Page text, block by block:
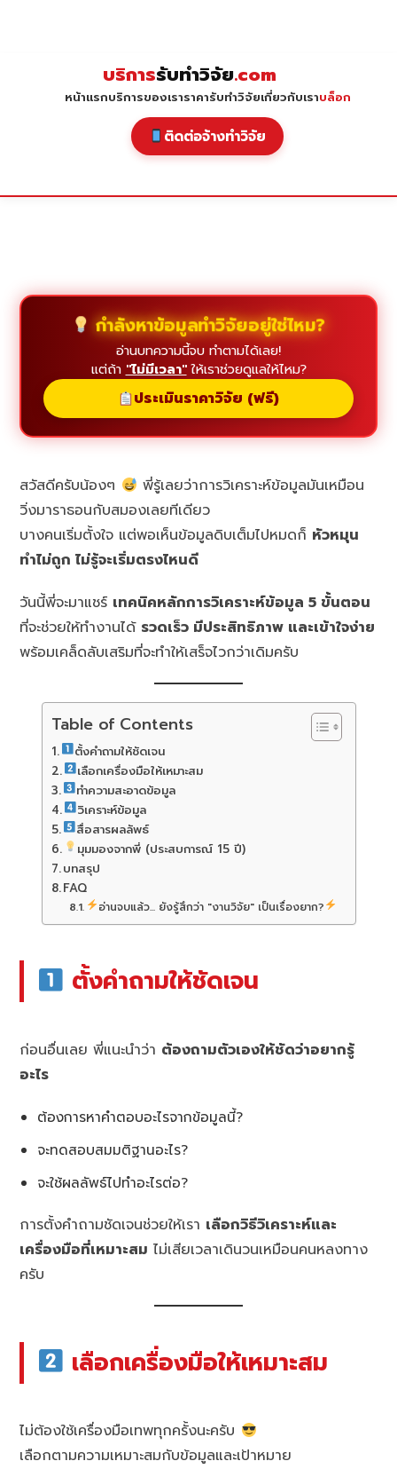
บริการรับทำวิจัย.com
หน้าแรกบริการของเราราคารับทำวิจัยเกี่ยวกับเราบล็อก
ติดต่อจ้างทำวิจัย
กำลังหาข้อมูลทำวิจัยอยู่ใช่ไหม?
อ่านบทความนี้จบ ทำตามได้เลย!
แต่ถ้า "ไม่มีเวลา"ให้เราช่วยดูแลให้ไหม?
ประเมินราคาวิจัย (ฟรี)
สวัสดีครับน้องๆ
พี่รู้เลยว่าการวิเคราะห์ข้อมูลมันเหมือน
วิ่งมาราธอนกับสมองเลยทีเดียว
บางคนเริ่มตั้งใจ แต่พอเห็นข้อมูลดิบเต็มไปหมดก็ หัวหมุน
ทำไม่ถูก ไม่รู้จะเริ่มตรงไหนดี
วันนี้พี่จะมาแชร์ เทคนิคหลักการวิเคราะห์ข้อมูล 5 ขั้นตอน
ที่จะช่วยให้ทำงานได้ รวดเร็ว มีประสิทธิภาพ และเข้าใจง่าย
พร้อมเคล็ดลับเสริมที่จะทำให้เสร็จไวกว่าเดิมครับ
Table of Contents
ตั้งคำถามให้ชัดเจน
เลือกเครื่องมือให้เหมาะสม
ทำความสะอาดข้อมูล
วิเคราะห์ข้อมูล
สื่อสารผลลัพธ์
มุมมองจากพี่ (ประสบการณ์ 15 ปี)
บทสรุป
FAQ
อ่านจบแล้ว... ยังรู้สึกว่า "งานวิจัย" เป็นเรื่องยาก?
ตั้งคำถามให้ชัดเจน
ก่อนอื่นเลย พี่แนะนำว่า ต้องถามตัวเองให้ชัดว่าอยากรู้
อะไร
ต้องการหาคำตอบอะไรจากข้อมูลนี้?
จะทดสอบสมมติฐานอะไร?
จะใช้ผลลัพธ์ไปทำอะไรต่อ?
การตั้งคำถามชัดเจนช่วยให้เรา เลือกวิธีวิเคราะห์และ
เครื่องมือที่เหมาะสม ไม่เสียเวลาเดินวนเหมือนคนหลงทาง
ครับ
เลือกเครื่องมือให้เหมาะสม
ไม่ต้องใช้เครื่องมือเทพทุกครั้งนะครับ
เลือกตามความเหมาะสมกับข้อมูลและเป้าหมาย